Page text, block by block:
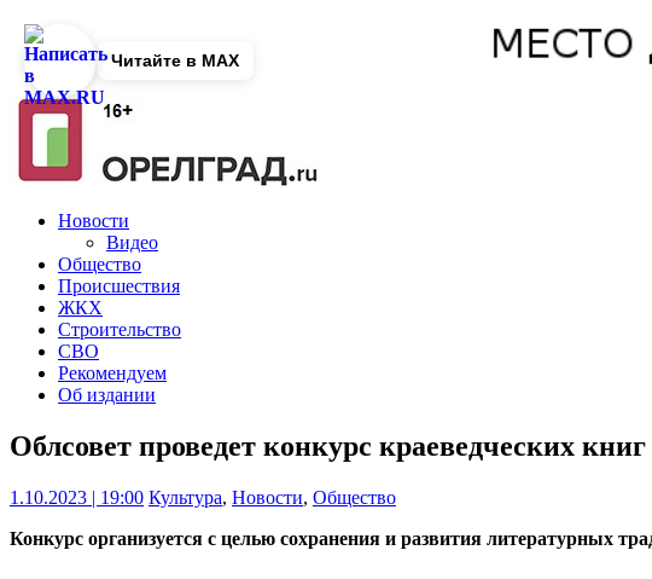
Новости
Видео
Общество
Происшествия
ЖКХ
Строительство
СВО
Рекомендуем
Об издании
Облсовет проведет конкурс краеведческих книг
1.10.2023 | 19:00 Культура, Новости, Общество
Конкурс организуется с целью сохранения и развития литературных
Читайте в MAX